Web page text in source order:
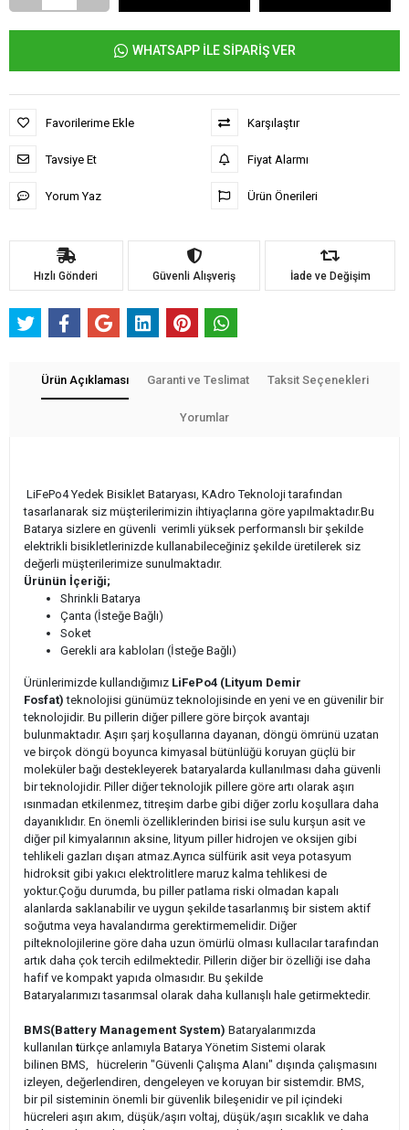
WHATSAPP İLE SİPARİŞ VER
Favorilerime Ekle
Tavsiye Et
Yorum Yaz
Karşılaştır
Fiyat Alarmı
Ürün Önerileri
Hızlı Gönderi Güvenli Alışveriş İade ve Değişim
Ürün Açıklaması Garanti ve Teslimat Taksit Seçenekleri
Yorumlar
LiFePo4 Yedek Bisiklet Bataryası, KAdro Teknoloji tarafından
tasarlanarak siz müşterilerimizin ihtiyaçlarına göre yapılmaktadır.Bu
Batarya sizlere en güvenli verimli yüksek performanslı bir şekilde
elektrikli bisikletlerinizde kullanabileceğiniz şekilde üretilerek siz
değerli müşterilerimize sunulmaktadır.
Ürünün İçeriği;
Shrinkli Batarya
Çanta (İsteğe Bağlı)
Soket
Gerekli ara kabloları (İsteğe Bağlı)
Ürünlerimizde kullandığımız LiFePo4 (Lityum Demir
Fosfat) teknolojisi günümüz teknolojisinde en yeni ve en güvenilir bir
teknolojidir. Bu pillerin diğer pillere göre birçok avantajı
bulunmaktadır. Aşırı şarj koşullarına dayanan, döngü ömrünü uzatan
ve birçok döngü boyunca kimyasal bütünlüğü koruyan güçlü bir
moleküler bağı destekleyerek bataryalarda kullanılması daha güvenli
bir teknolojidir. Piller diğer teknolojik pillere göre artı olarak aşırı
ısınmadan etkilenmez, titreşim darbe gibi diğer zorlu koşullara daha
dayanıklıdır. En önemli özelliklerinden birisi ise sulu kurşun asit ve
diğer pil kimyalarının aksine, lityum piller hidrojen ve oksijen gibi
tehlikeli gazları dışarı atmaz.Ayrıca sülfürik asit veya potasyum
hidroksit gibi yakıcı elektrolitlere maruz kalma tehlikesi de
yoktur.Çoğu durumda, bu piller patlama riski olmadan kapalı
alanlarda saklanabilir ve uygun şekilde tasarlanmış bir sistem aktif
soğutma veya havalandırma gerektirmemelidir. Diğer
pilteknolojilerine göre daha uzun ömürlü olması kullacılar tarafından
artık daha çok tercih edilmektedir. Pillerin diğer bir özelliği ise daha
hafif ve kompakt yapıda olmasıdır. Bu şekilde
Bataryalarımızı tasarımsal olarak daha kullanışlı hale getirmektedir.
BMS(Battery Management System) Bataryalarımızda
kullanılan türkçe anlamıyla Batarya Yönetim Sistemi olarak
bilinen BMS, hücrelerin "Güvenli Çalışma Alanı" dışında çalışmasını
izleyen, değerlendiren, dengeleyen ve koruyan bir sistemdir. BMS,
bir pil sisteminin önemli bir güvenlik bileşenidir ve pil içindeki
hücreleri aşırı akım, düşük/aşırı voltaj, düşük/aşırı sıcaklık ve daha